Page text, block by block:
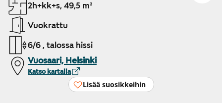
2h+kk+s, 49,5 m²
Vuokrattu
6/6 , talossa hissi
Vuosaari, Helsinki
Katso kartalla
Lisää suosikkeihin